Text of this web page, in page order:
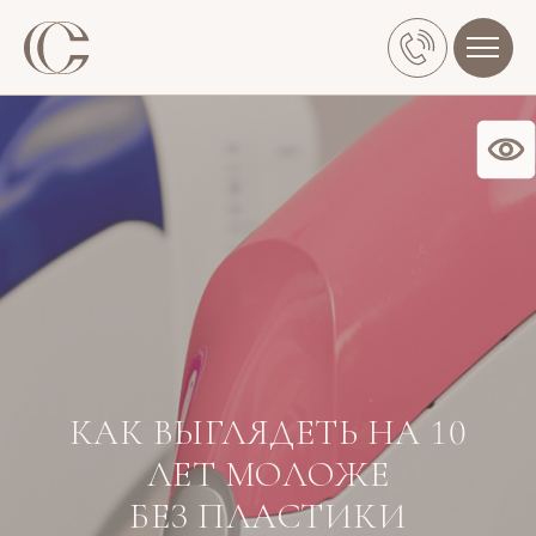
О НАС
КАК ВЫГЛЯДЕТЬ НА 10
ЛЕТ МОЛОЖЕ
БЕЗ ПЛАСТИКИ